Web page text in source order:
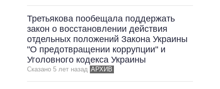
АРХИВНЫЕ ОБЕЩАНИЯ
Третьякова пообещала поддержать
закон о восстановлении действия
отдельных положений Закона Украины
"О предотвращении коррупции" и
Уголовного кодекса Украины
Сказано 5 лет назад АРХИВ